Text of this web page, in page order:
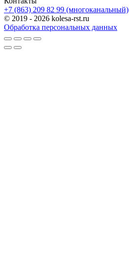
+7 (863) 209 82 99 (многоканальный)
© 2019 - 2026 kolesa-rst.ru
Обработка персональных данных